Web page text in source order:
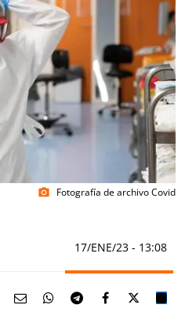
photo_camera Fotografía de archivo Covid
17/ENE/23 - 13:08